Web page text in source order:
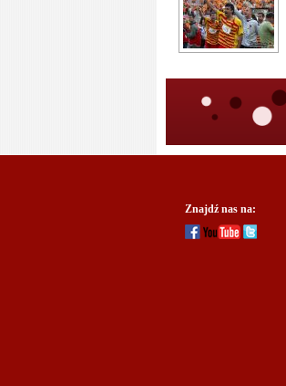
Znajdź nas na: